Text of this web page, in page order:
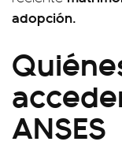
adopción.
ANSES